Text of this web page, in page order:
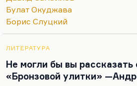
сентиментального ребенка.
Окуджава и плотно
наивны на фоне военных
доживший до победы)
опытом. Для них…
Булат Окуджава
Борис Слуцкий
ЛИТЕРАТУРА
Не могли бы вы рассказать
«Бронзовой улитки»